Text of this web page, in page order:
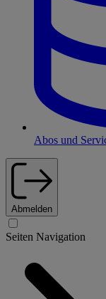
Abos und
Abmelden
Seiten Navigation